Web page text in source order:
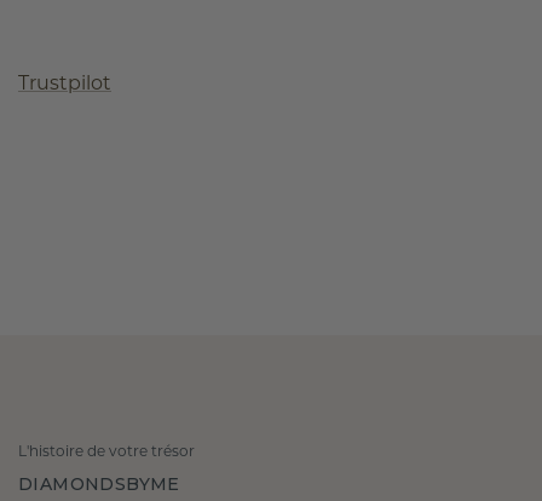
Trustpilot
L'histoire de votre trésor
DIAMONDSBYME